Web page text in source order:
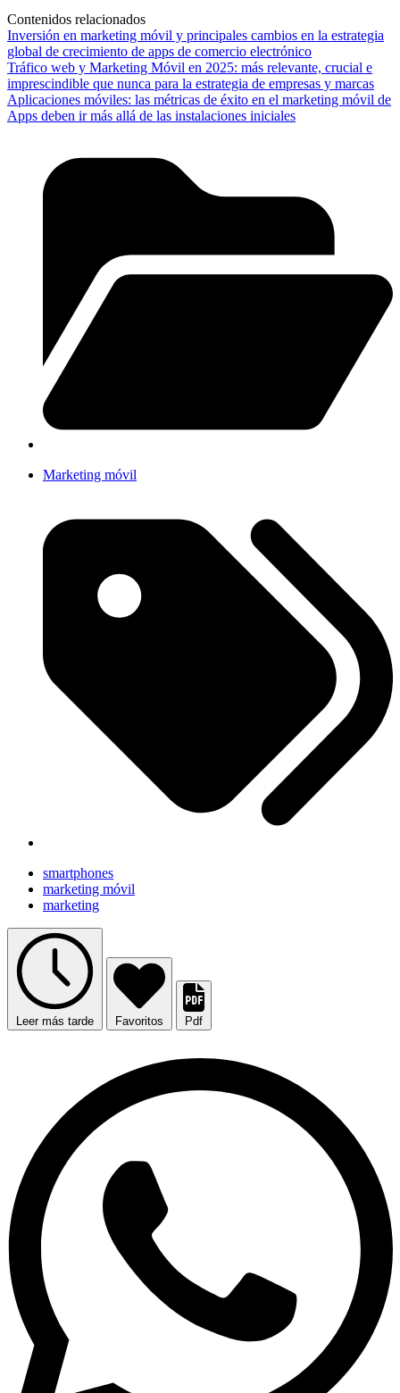
Contenidos relacionados
Inversión en marketing móvil y principales cambios en la estrategia
global de crecimiento de apps de comercio electrónico
Tráfico web y Marketing Móvil en 2025: más relevante, crucial e
imprescindible que nunca para la estrategia de empresas y marcas
Aplicaciones móviles: las métricas de éxito en el marketing móvil de
Apps deben ir más allá de las instalaciones iniciales
Marketing móvil
smartphones
marketing móvil
marketing
Leer más tarde Favoritos Pdf